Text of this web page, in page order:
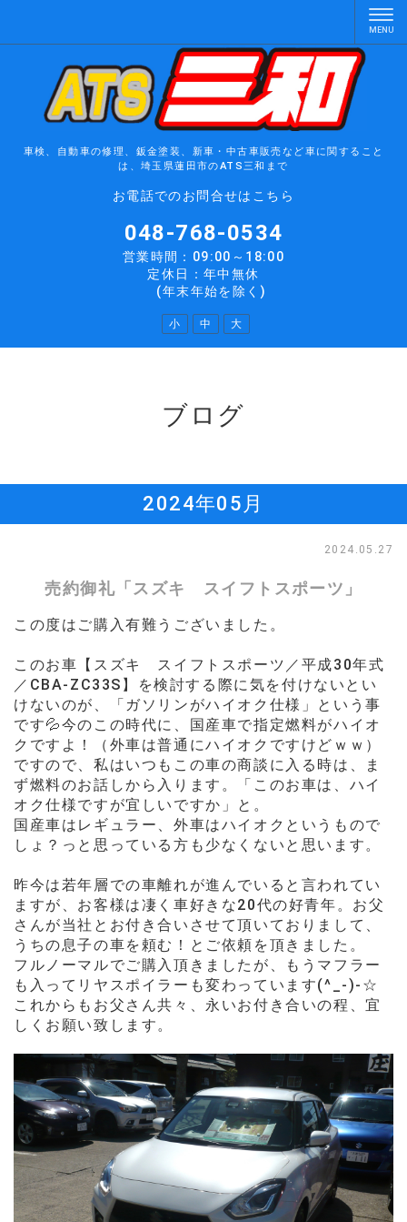
車検、自動車の修理、鈑金塗装、新車・中古車販売など車に関すること
は、埼玉県蓮田市のATS三和まで
お電話でのお問合せはこちら
048-768-0534
営業時間：09:00～18:00
定休日：年中無休
(年末年始を除く)
小 中 大
ブログ
2024年05月
2024.05.27
売約御礼「スズキ スイフトスポーツ」
この度はご購入有難うございました。
このお車【 スズキ スイフトスポーツ／ 平成30年式
／ CBA-ZC33S】を検討する際に気を付けないとい
けないのが、「 ガソリンがハイオク仕様」という事
です💦今のこの時代に、国産車で指定燃料がハイオ
クですよ！（外車は普通にハイオクですけどｗｗ）
ですので、 私はいつもこの車の商談に入る時は、ま
ず燃料のお話しから入ります。
「このお車は、ハイ
オク仕様ですが宜しいですか」と。
国産車はレギュラー、外車はハイオクというもので
しょ？っ と思っている方も少なくないと思います。
昨今は若年層での車離れが進んでいると言われてい
ますが、 お客様は凄く車好きな20代の好青年。 お父
さんが当社とお付き合いさせて頂いておりまして、
うちの息子の車を頼む！とご依頼を頂きました。
フルノーマルでご購入頂きましたが、もうマフラー
も入ってリヤスポイラーも変わっています(^_-)-☆
これからもお父さん共々、永いお付き合いの程、宜
しくお願い致します。